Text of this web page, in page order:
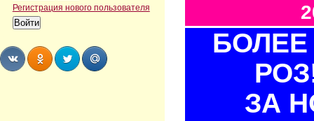
Регистрация нового пользователя
БОЛЕЕ
ЗА